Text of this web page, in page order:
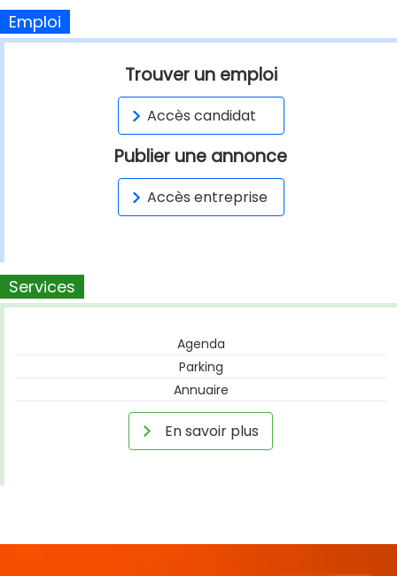
Emploi
Trouver un emploi
Accès candidat
Publier une annonce
Accès entreprise
Services
Agenda
Parking
Annuaire
En savoir plus